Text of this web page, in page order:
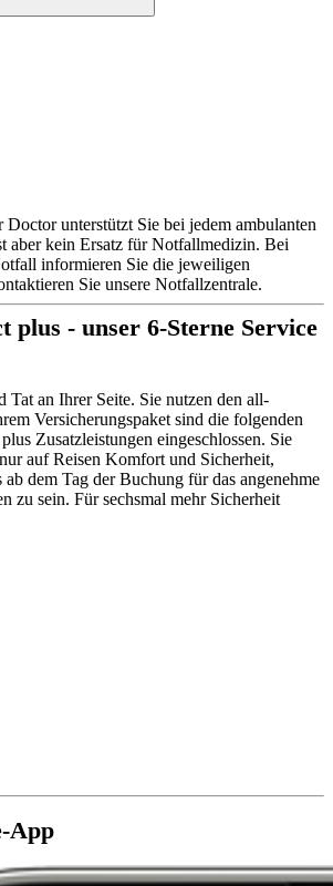
unterstützt Sie bei jedem ambulanten
aber kein Ersatz für Notfallmedizin. Bei
informieren Sie die jeweiligen
Sie unsere Notfallzentrale.
plus - unser 6-Sterne Service
Tat an Ihrer Seite. Sie nutzen den all-
Versicherungspaket sind die folgenden
Zusatzleistungen eingeschlossen. Sie
auf Reisen Komfort und Sicherheit,
ab dem Tag der Buchung für das angenehme
zu sein. Für sechsmal mehr Sicherheit
App